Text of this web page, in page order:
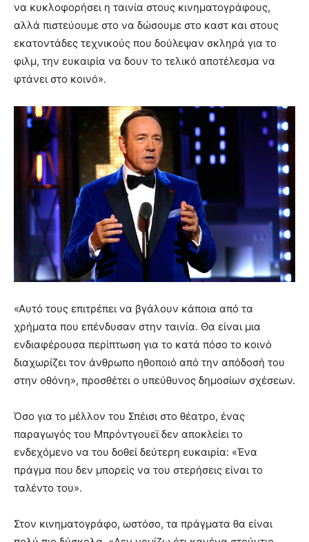
να κυκλοφορήσει η ταινία στους κινηματογράφους,
αλλά πιστεύουμε στο να δώσουμε στο καστ και στους
εκατοντάδες τεχνικούς που δούλεψαν σκληρά για το
φιλμ, την ευκαιρία να δουν το τελικό αποτέλεσμα να
φτάνει στο κοινό».
«Αυτό τους επιτρέπει να βγάλουν κάποια από τα
χρήματα που επένδυσαν στην ταινία. Θα είναι μια
ενδιαφέρουσα περίπτωση για το κατά πόσο το κοινό
διαχωρίζει τον άνθρωπο ηθοποιό από την απόδοσή του
στην οθόνη», προσθέτει ο υπεύθυνος δημοσίων σχέσεων.
Όσο για το μέλλον του Σπέισι στο θέατρο, ένας
παραγωγός του Μπρόντγουεϊ δεν αποκλείει το
ενδεχόμενο να του δοθεί δεύτερη ευκαιρία: «Ένα
πράγμα που δεν μπορείς να του στερήσεις είναι το
ταλέντο του».
Στον κινηματογράφο, ωστόσο, τα πράγματα θα είναι